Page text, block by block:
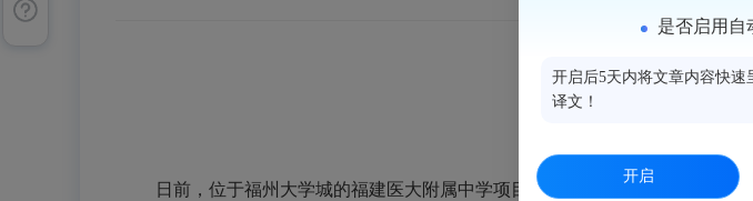
日前，位于福州大学城的福建医大附属中学项目主体结构封顶，预计2026年2
是否启用自
开启后5天内将文章内容快
译文！
开启